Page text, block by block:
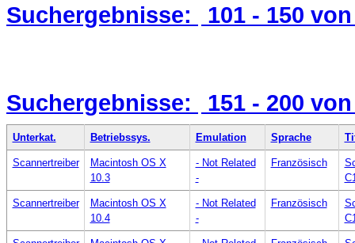
Suchergebnisse: 101 - 150 von
Suchergebnisse: 151 - 200 von
Unterkat. Betriebssys. Emulation Sprache
Scannertreiber
Macintosh OS X
10.3
- Not Related
-
Französisch
Scannertreiber
Macintosh OS X
10.4
- Not Related
-
Französisch